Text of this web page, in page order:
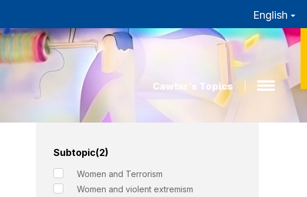
English
Cawtar’s Topics
Subtopic(2)
Women and Terrorism
Women and violent extremism